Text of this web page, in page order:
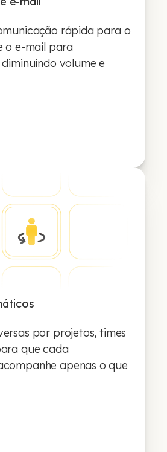
rápida para o
o e-mail para
volume e
por projetos, times
que cada
apenas o que